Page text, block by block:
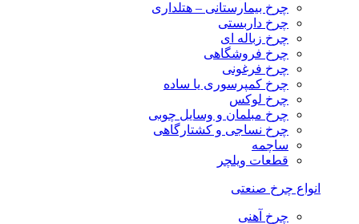
چرخ بیمارستانی – هتلداری
چرخ داربستی
چرخ زباله ای
چرخ فروشگاهی
چرخ فرغونی
چرخ کمپرسوری یا ساده
چرخ لوکس
چرخ مبلمان و وسایل چوبی
چرخ نساجی و کشتارگاهی
ساچمه
قطعات ویلچر
انواع چرخ صنعتی
چرخ آهنی